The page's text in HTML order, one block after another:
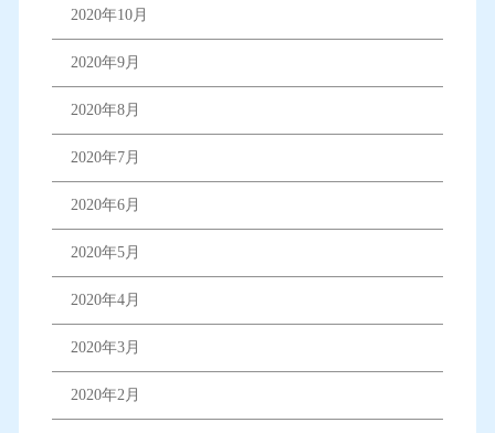
2020年10月
2020年9月
2020年8月
2020年7月
2020年6月
2020年5月
2020年4月
2020年3月
2020年2月